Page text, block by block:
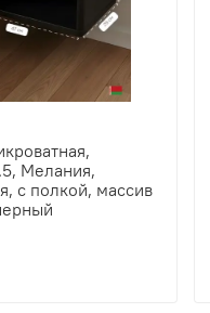
Мелания,
с полкой, массив